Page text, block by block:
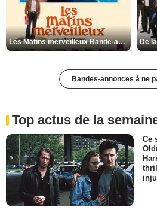
Les Matins merveilleux Bande-annonce VF
Bandes-annonces à ne
Top actus de la
Ce